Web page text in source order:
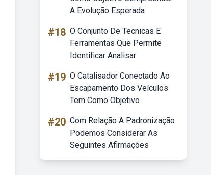
A Evolução Esperada
#18 O Conjunto De Tecnicas E
Ferramentas Que Permite
Identificar Analisar
#19 O Catalisador Conectado Ao
Escapamento Dos Veículos
Tem Como Objetivo
#20 Com Relação A Padronização
Podemos Considerar As
Seguintes Afirmações